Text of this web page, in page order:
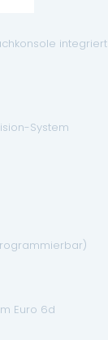
integriert
System
Euro 6d